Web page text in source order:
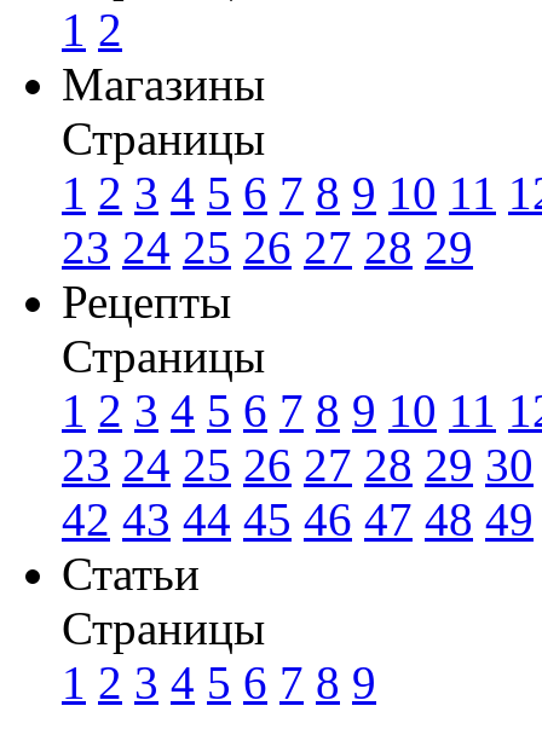
1 2
Магазины
Страницы
1 2 3 4 5 6 7 8 9 10 11
23 24 25 26 27 28 29
Рецепты
Страницы
1 2 3 4 5 6 7 8 9 10 11
23 24 25 26 27 28 29 30
42 43 44 45 46 47 48 49
Статьи
Страницы
1 2 3 4 5 6 7 8 9